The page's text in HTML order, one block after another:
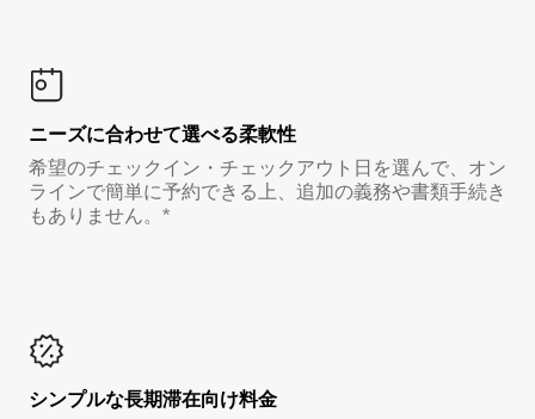
ニーズに合わせて選べる柔軟性
希望のチェックイン・チェックアウト日を選んで、オン
ラインで簡単に予約できる上、追加の義務や書類手続き
もありません。*
シンプルな長期滞在向け料金